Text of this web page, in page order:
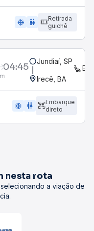
ac_unit wc
Retirada
guichê
04:45 Jundiaí, SP
Irecê, BA
ac_unit wc
Embarque
direto
nesta rota
a viação de